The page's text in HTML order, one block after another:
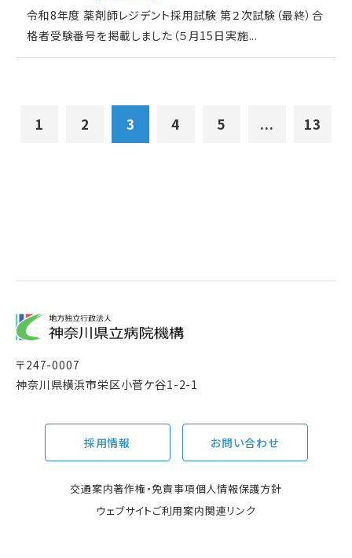
令和8年度 薬剤師レジデント採用試験 第２次試験（最終）合
格者受験番号を掲載しました（５月15日実施...
1 2 3 4 5 ... 13
〒247-0007
神奈川県横浜市栄区小菅ケ谷1-2-1
採用情報 お問い合わせ
交通案内著作権・免責事項個人情報保護方針
ウェブサイトご利用案内関連リンク